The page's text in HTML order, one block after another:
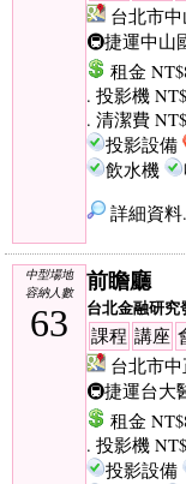
台北市
🚇捷運中山
租金
. 投影機
. 清潔費
投影設備
飲水機
詳細資料
中型場地
容納人數
63
前瞻廳
台北金融研究
課程 講座
台北市
🚇捷運台大
租金
. 投影機
投影設備